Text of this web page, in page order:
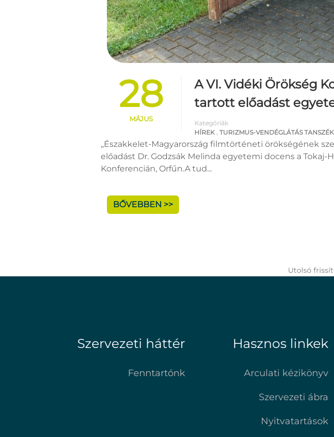
28
MÁJUS
A VI. Vidéki Örökség
tartott előadást
Kategóriák
HÍREK ,TURIZMUS-VENDÉGLÁTÁS TANSZÉK
„Északkelet-Magyarország filmtörténeti örökségének
előadást Dr. Godzsák Melinda egyetemi docens a
Konferencián, Orfűn.A tud...
BŐVEBBEN >>
Utolsó
Szervezeti háttér
Fenntartónk
Hasznos linkek
Arculati kézikönyv
Szervezeti ábra
Nyitvatartások